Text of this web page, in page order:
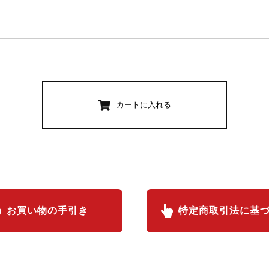
カートに入れる
お買い物の手引き 特定商取引法に基